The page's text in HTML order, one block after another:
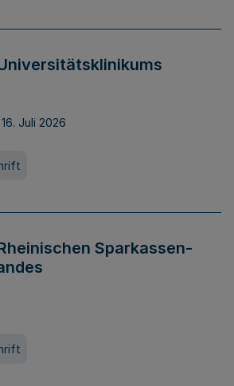
Juli 2026
Sparkassen-